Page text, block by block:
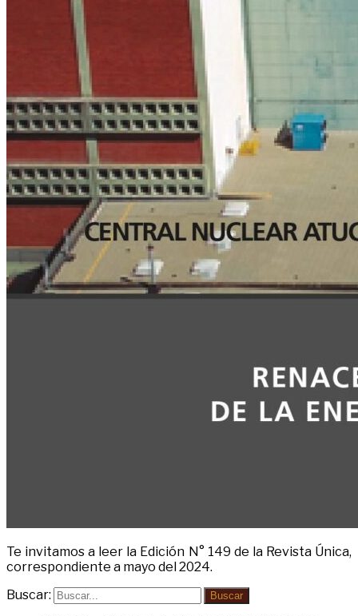
Te invitamos a leer la Edición N° 149 de la Revista Única,
correspondiente a mayo del 2024.
Buscar:
Buscar